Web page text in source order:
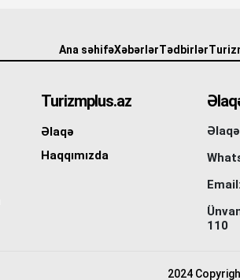
Ana səhifəXəbərlərTədbirlər
Turizmplus.az
Əlaqə
Haqqımızda
110
2024